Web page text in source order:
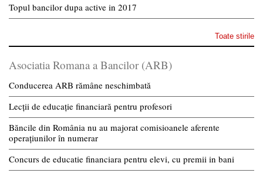
Topul bancilor dupa active in 2017
Toate stirile
Asociatia Romana a Bancilor (ARB)
Conducerea ARB rămâne neschimbată
Lecții de educație financiară pentru profesori
Băncile din România nu au majorat comisioanele aferente
operațiunilor în numerar
Concurs de educatie financiara pentru elevi, cu premii in bani